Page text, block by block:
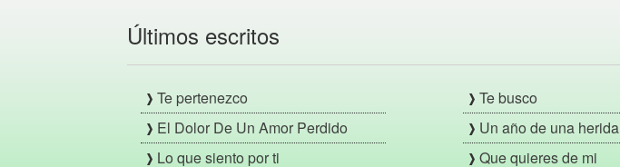
Últimos escritos
Te pertenezco
El Dolor De Un Amor Perdido
Lo que siento por ti
Te busco
Un año de una herida
Que quieres de mi